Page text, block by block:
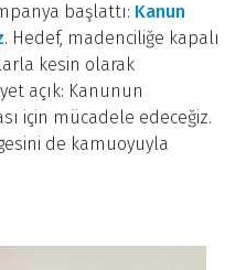
başlattı: Kanun
. Hedef, madenciliğe kapalı
kesin olarak
açık: Kanunun
için mücadele edeceğiz.
de kamuoyuyla